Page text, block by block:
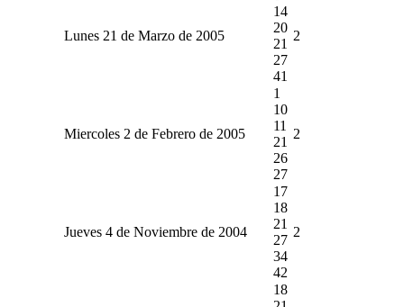
Lunes 21 de Marzo de 2005
14
20
21
27
41
2
Miercoles 2 de Febrero de 2005
1
10
11
21
26
27
2
Jueves 4 de Noviembre de 2004
17
18
21
27
34
42
2
18